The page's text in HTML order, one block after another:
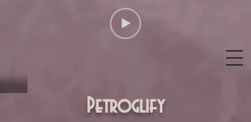
Petroglify